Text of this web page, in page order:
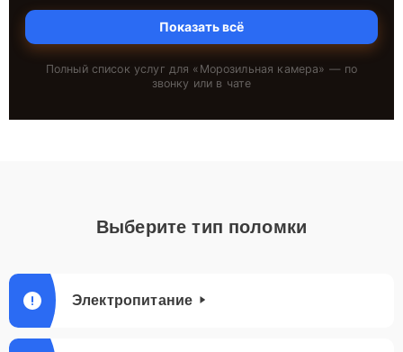
Показать всё
Полный список услуг для « Морозильная камера» — по
звонку или в чате
Выберите тип поломки
Электропитание